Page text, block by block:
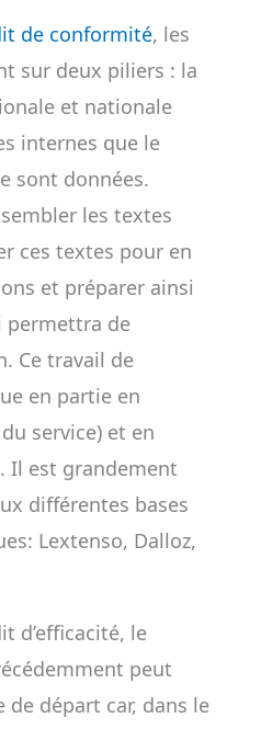
de conformité, les
sur deux piliers : la
et nationale
internes que le
sont données.
les textes
ces textes pour en
et préparer ainsi
permettra de
Ce travail de
en partie en
service) et en
Il est grandement
différentes bases
Lextenso, Dalloz,
d’efficacité, le
peut
départ car, dans le